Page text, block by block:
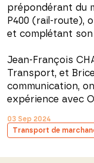
prépondérant du
P400 (rail-route),
et complétant
Jean-François
Transport, et
communication,
expérience avec
03 Sep 2024
Transport de